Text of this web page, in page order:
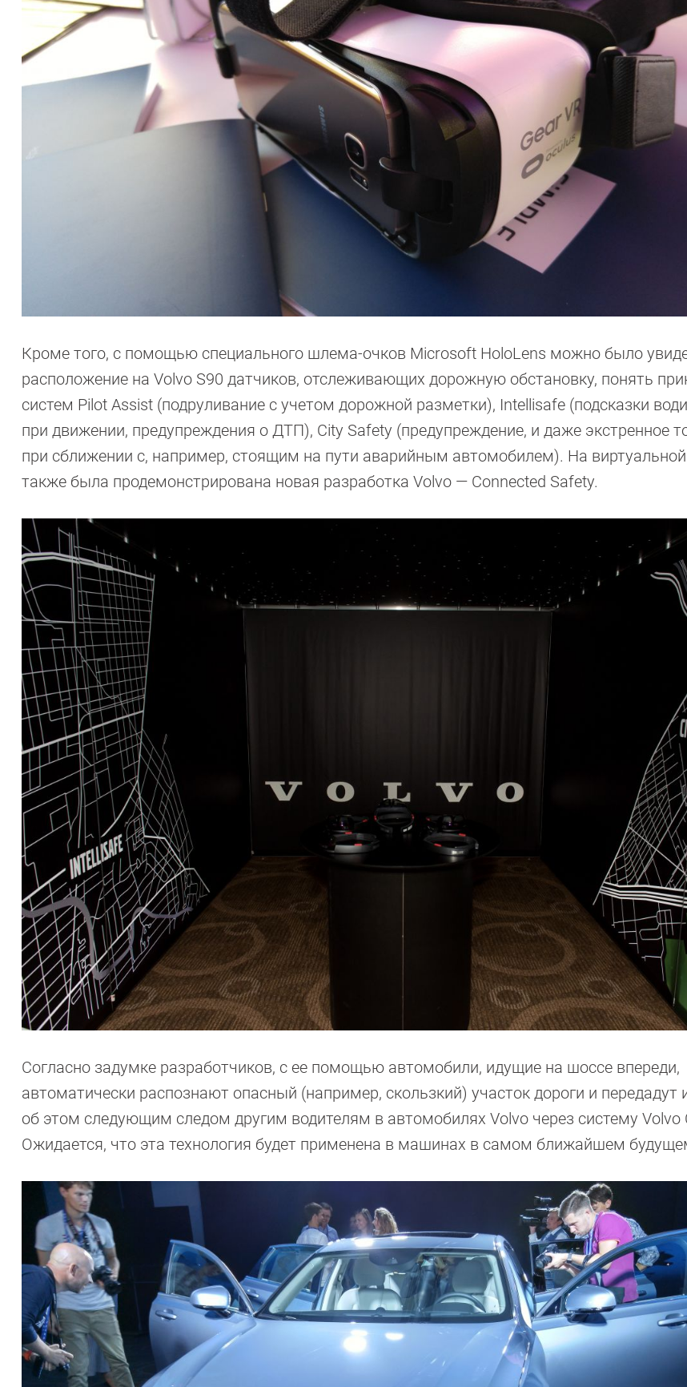
Кроме того, с помощью специального шлема-очков Microsoft HoloLens можно было
расположение на Volvo S90 датчиков, отслеживающих дорожную обстановку, понять
систем Pilot Assist (подруливание с учетом дорожной разметки), Intellisafe (подсказки
при движении, предупреждения о ДТП), City Safety (предупреждение, и даже экстренное
при сближении с, например, стоящим на пути аварийным автомобилем). На
также была продемонстрирована новая разработка Volvo — Connected Safety.
Согласно задумке разработчиков, с ее помощью автомобили, идущие на шоссе впереди,
автоматически распознают опасный (например, скользкий) участок дороги и
об этом следующим следом другим водителям в автомобилях Volvo через систему Volvo
Ожидается, что эта технология будет применена в машинах в самом ближайшем